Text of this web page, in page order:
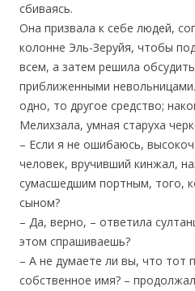
сбиваясь.
Она призвала к себе людей,
колонне Эль-Зеруйя, чтобы
всем, а затем решила
приближенными
одно, то другое средство;
Мелихзала, умная старуха
– Если я не ошибаюсь,
человек, вручивший кинжал,
сумасшедшим портным, того,
сыном?
– Да, верно, – ответила
этом спрашиваешь?
– А не думаете ли вы, что тот
собственное имя? –